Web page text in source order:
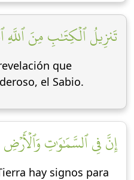
تَنزِيلُ ٱلۡكِتَٰبِ مِنَ ٱللَّهِ
que
el Sabio.
إِنَّ فِي ٱلسَّمَٰوَٰتِ وَٱلۡأَرۡضِ
hay signos para